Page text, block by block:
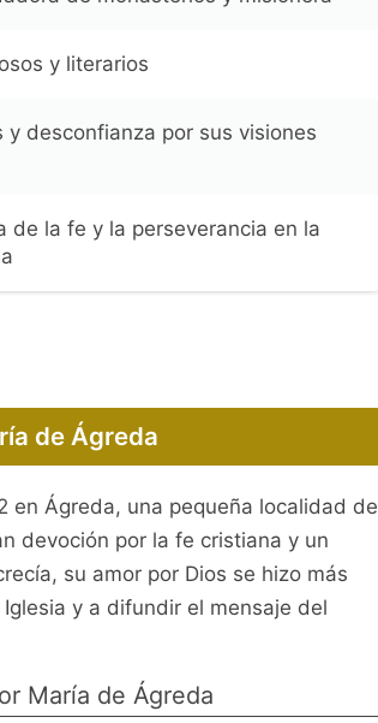
y literarios
y desconfianza por sus visiones
de la fe y la perseverancia en la
de Ágreda
en Ágreda, una pequeña localidad de
devoción por la fe cristiana y un
su amor por Dios se hizo más
y a difundir el mensaje del
María de Ágreda